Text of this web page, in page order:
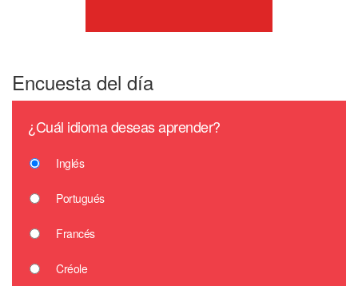
Encuesta del día
¿Cuál idioma deseas aprender?
Inglés
Portugués
Francés
Créole